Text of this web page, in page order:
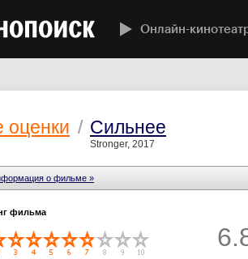
Онлайн-
оценки / Сильнее
Stronger, 2017
о фильме »
фильма